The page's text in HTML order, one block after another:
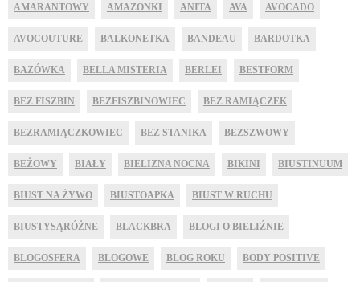
AMARANTOWY AMAZONKI ANITA AVA AVOCADO
AVOCOUTURE BALKONETKA BANDEAU BARDOTKA
BAZÓWKA BELLA MISTERIA BERLEI BESTFORM
BEZ FISZBIN BEZFISZBINOWIEC BEZ RAMIĄCZEK
BEZRAMIĄCZKOWIEC BEZ STANIKA BEZSZWOWY
BEŻOWY BIAŁY BIELIZNA NOCNA BIKINI BIUSTINUUM
BIUST NA ŻYWO BIUSTOAPKA BIUST W RUCHU
BIUSTYSĄRÓŻNE BLACKBRA BLOGI O BIELIŹNIE
BLOGOSFERA BLOGOWE BLOG ROKU BODY POSITIVE